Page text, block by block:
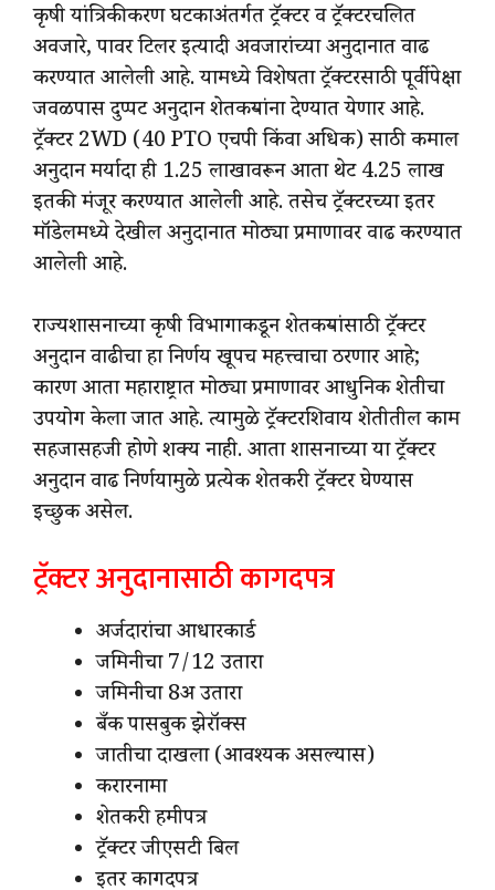
कृषी यांत्रिकीकरण घटकाअंतर्गत ट्रॅक्टर व ट्रॅक्टरचलित
अवजारे, पावर टिलर इत्यादी अवजारांच्या अनुदानात वाढ
करण्यात आलेली आहे. यामध्ये विशेषता ट्रॅक्टरसाठी पूर्वीपेक्षा
जवळपास दुप्पट अनुदान शेतकऱ्यांना देण्यात येणार आहे.
ट्रॅक्टर 2WD (40 PTO एचपी किंवा अधिक) साठी कमाल
अनुदान मर्यादा ही 1.25 लाखावरून आता थेट 4.25 लाख
इतकी मंजूर करण्यात आलेली आहे. तसेच ट्रॅक्टरच्या इतर
मॉडेलमध्ये देखील अनुदानात मोठ्या प्रमाणावर वाढ करण्यात
आलेली आहे.
राज्यशासनाच्या कृषी विभागाकडून शेतकऱ्यांसाठी ट्रॅक्टर
अनुदान वाढीचा हा निर्णय खूपच महत्त्वाचा ठरणार आहे;
कारण आता महाराष्ट्रात मोठ्या प्रमाणावर आधुनिक शेतीचा
उपयोग केला जात आहे. त्यामुळे ट्रॅक्टरशिवाय शेतीतील काम
सहजासहजी होणे शक्य नाही. आता शासनाच्या या ट्रॅक्टर
अनुदान वाढ निर्णयामुळे प्रत्येक शेतकरी ट्रॅक्टर घेण्यास
इच्छुक असेल.
ट्रॅक्टर अनुदानासाठी कागदपत्र
अर्जदारांचा आधारकार्ड
जमिनीचा 7/12 उतारा
जमिनीचा 8अ उतारा
बँक पासबुक झेरॉक्स
जातीचा दाखला (आवश्यक असल्यास)
करारनामा
शेतकरी हमीपत्र
ट्रॅक्टर जीएसटी बिल
इतर कागदपत्र